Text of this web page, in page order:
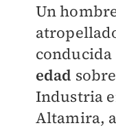
Un
conducida
edad
Industria
Altamira,